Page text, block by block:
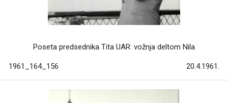
Poseta predsednika Tita UAR: vožnja deltom Nila
1961_164_156 20.4.1961.